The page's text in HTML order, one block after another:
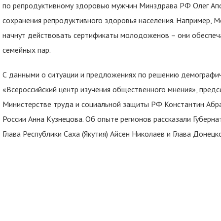
по репродуктивному здоровью мужчин Минздрава РФ Олег
сохранения репродуктивного здоровья населения. Например,
начнут действовать сертификаты молодоженов – они
семейных пар.
С данными о ситуации и предложениях по решению
«Всероссийский центр изучения общественного мнения»,
Министерстве труда и социальной защиты РФ Константин
России Анна Кузнецова. Об опыте регионов рассказали
Глава Республики Саха (Якутия) Айсен Николаев и Глава